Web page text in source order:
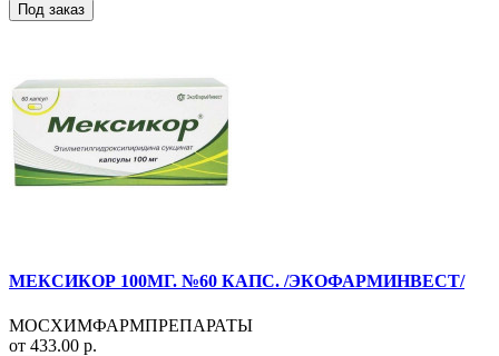
Под заказ
МЕКСИКОР 100МГ. №60 КАПС. /ЭКОФАРМИНВЕСТ/
МОСХИМФАРМПРЕПАРАТЫ
от 433.00 р.